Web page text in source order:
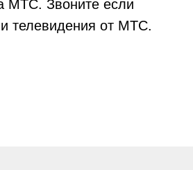
МТС. Звоните если
и телевидения от МТС.